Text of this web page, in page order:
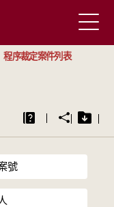
程序裁定案件列表
號